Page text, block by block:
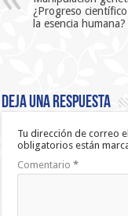
¿Progreso
la esencia humana?
Deja una respuesta
Tu dirección de correo
obligatorios están
Comentario*